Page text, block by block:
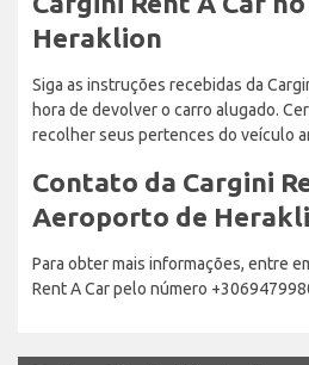
Heraklion
Siga as instruções recebidas da
hora de devolver o carro alugado.
recolher seus pertences do veículo
Contato da Cargini
Aeroporto de
Para obter mais informações, entre
Rent A Car pelo número